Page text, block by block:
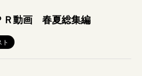
Ｒ動画 春夏総集編